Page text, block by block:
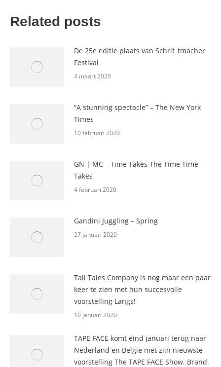
Related posts
De 25e editie plaats van Schrit_tmacher
Festival
4 maart 2020
“A stunning spectacle” – The New York
Times
10 februari 2020
GN | MC – Time Takes The Time Time
Takes
4 februari 2020
Gandini Juggling – Spring
27 januari 2020
Tall Tales Company is nog maar een paar
keer te zien met hun succesvolle
voorstelling Langs!
10 januari 2020
TAPE FACE komt eind januari terug naar
Nederland en België met zijn nieuwste
voorstelling The TAPE FACE Show. Brand.